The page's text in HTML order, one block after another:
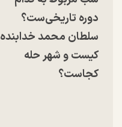
دوره تاریخی‌ست؟
سلطان محمد خدابنده
کیست و شهر حله
کجاست؟